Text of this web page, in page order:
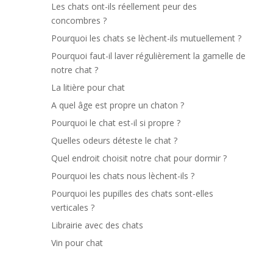
Les chats ont-ils réellement peur des
concombres ?
Pourquoi les chats se lèchent-ils mutuellement ?
Pourquoi faut-il laver régulièrement la gamelle de
notre chat ?
La litière pour chat
A quel âge est propre un chaton ?
Pourquoi le chat est-il si propre ?
Quelles odeurs déteste le chat ?
Quel endroit choisit notre chat pour dormir ?
Pourquoi les chats nous lèchent-ils ?
Pourquoi les pupilles des chats sont-elles
verticales ?
Librairie avec des chats
Vin pour chat